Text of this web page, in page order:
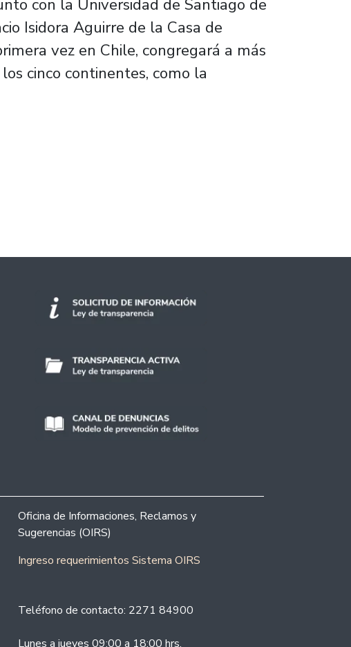
con la Universidad de Santiago de
Isidora Aguirre de la Casa de
vez en Chile, congregará a más
cinco continentes, como la
acercar la ciencia a las personas
Oficina de Informaciones, Reclamos y
Sugerencias (OIRS)
Ingreso requerimientos Sistema OIRS
Teléfono de contacto: 2271 84900
Lunes a jueves 09:00 a 18:00 hrs.